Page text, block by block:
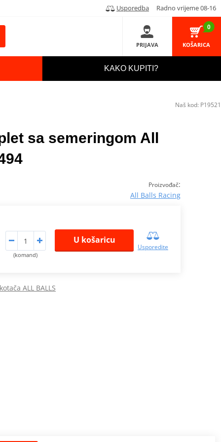
Usporedba Radno vrijeme 08-16
PRIJAVA
0
KOŠARICA
KAKO KUPITI?
sa semeringom All
Proizvođač:
All Balls Racing
(komand)
U košaricu
Usporedite
ALL BALLS
Naš kod: P19521